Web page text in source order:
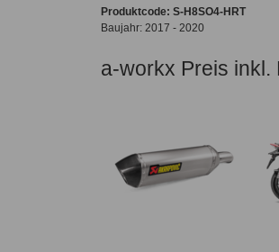
Produktcode: S-H8SO4-HRT
Baujahr: 2017 - 2020
a-workx Preis inkl.